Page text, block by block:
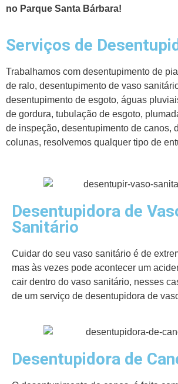
no Parque Santa Bárbara!
Serviços de
Trabalhamos com desentupimento de
de ralo, desentupimento de vaso
desentupimento de esgoto, águas
de gordura, tubulação de esgoto,
de inspeção, desentupimento de canos,
colunas, resolvemos qualquer tipo de
Desentupidora de
Sanitário
Cuidar do seu vaso sanitário é de
mas às vezes pode acontecer um
cair dentro do vaso sanitário, nesses
de um serviço de desentupidora de
Desentupidora de